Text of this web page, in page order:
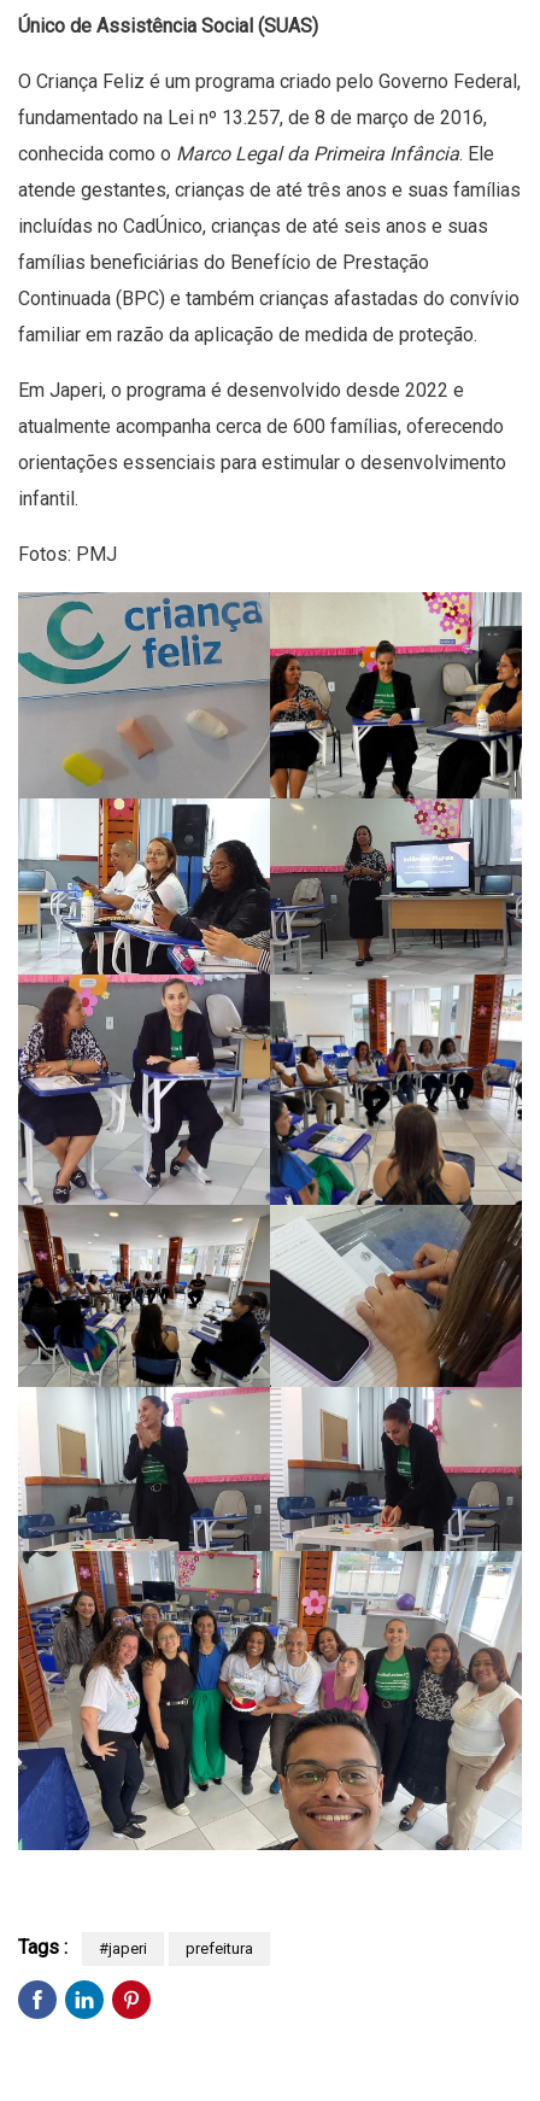
Único de Assistência Social (SUAS)
O Criança Feliz é um programa criado pelo Governo Federal,
fundamentado na Lei nº 13.257, de 8 de março de 2016,
conhecida como o Marco Legal da Primeira Infância. Ele
atende gestantes, crianças de até três anos e suas famílias
incluídas no CadÚnico, crianças de até seis anos e suas
famílias beneficiárias do Benefício de Prestação
Continuada (BPC) e também crianças afastadas do convívio
familiar em razão da aplicação de medida de proteção.
Em Japeri, o programa é desenvolvido desde 2022 e
atualmente acompanha cerca de 600 famílias, oferecendo
orientações essenciais para estimular o desenvolvimento
infantil.
Fotos: PMJ
Tags : #japeri prefeitura